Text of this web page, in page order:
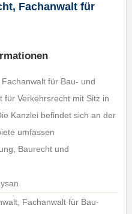
Fachanwalt für
für Bau- und
für Verkehrsrecht mit Sitz in
Kanzlei befindet sich an der
umfassen
Baurecht und
Fachanwalt für Bau-